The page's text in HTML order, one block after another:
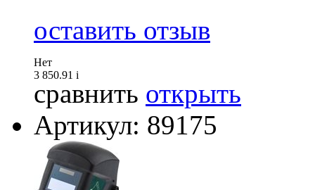
оставить отзыв
Нет
3 850.91 i
сравнить открыть
Артикул: 89175